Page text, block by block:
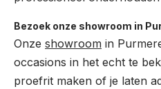
Bezoek onze showroom in
Onze showroom in
occasions in het echt te
proefrit maken of je laten